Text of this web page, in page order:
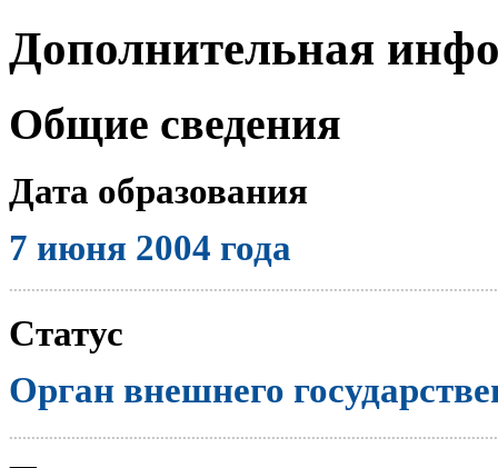
Дополнительная
Общие сведения
Дата образования
7 июня 2004 года
Статус
Орган внешнего